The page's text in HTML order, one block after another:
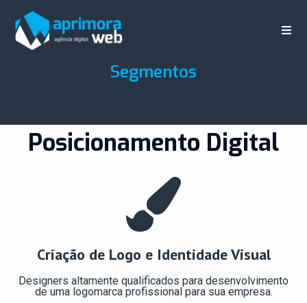
Segmentos
Posicionamento Digital
Criação de Logo e Identidade Visual
Designers altamente qualificados para desenvolvimento
de uma logomarca profissional para sua empresa.